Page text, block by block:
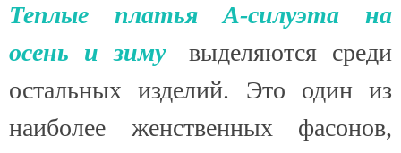
Теплые платья А-силуэта на
осень и зиму
выделяются среди
остальных изделий. Это один из
наиболее женственных фасонов,